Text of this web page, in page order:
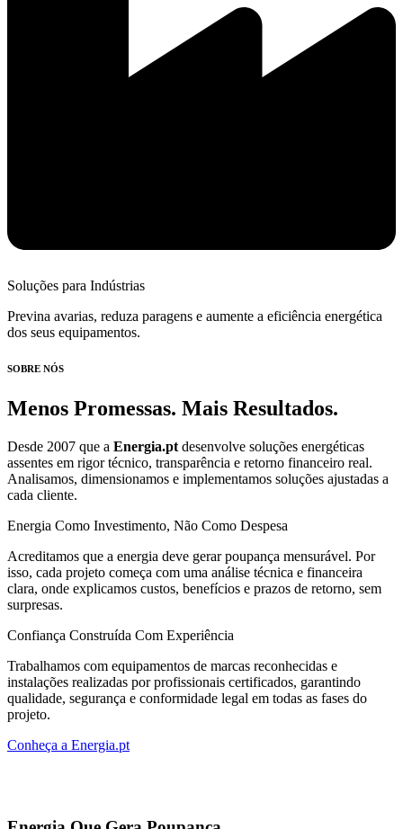
Soluções para Indústrias
Previna avarias, reduza paragens e aumente a eficiência energética
dos seus equipamentos.
SOBRE NÓS
Menos Promessas. Mais Resultados.
Desde 2007 que a Energia.pt desenvolve soluções energéticas
assentes em rigor técnico, transparência e retorno financeiro real.
Analisamos, dimensionamos e implementamos soluções ajustadas a
cada cliente.
Energia Como Investimento, Não Como Despesa
Acreditamos que a energia deve gerar poupança mensurável. Por
isso, cada projeto começa com uma análise técnica e financeira
clara, onde explicamos custos, benefícios e prazos de retorno, sem
surpresas.
Confiança Construída Com Experiência
Trabalhamos com equipamentos de marcas reconhecidas e
instalações realizadas por profissionais certificados, garantindo
qualidade, segurança e conformidade legal em todas as fases do
projeto.
Conheça a Energia.pt